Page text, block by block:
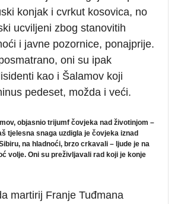
konjak i cvrkut kosovica, no
ucviljeni zbog stanovitih
i javne pozornice, ponajprije.
oni su ipak
kao i Šalamov koji
pedeset, možda i veći.
objasnio trijumf čovjeka nad životinjom –
tjelesna snaga uzdigla je čovjeka iznad
na hladnoći, brzo crkavali – ljude je na
volje. Oni su preživljavali rad koji je konje
martirij Franje Tuđmana